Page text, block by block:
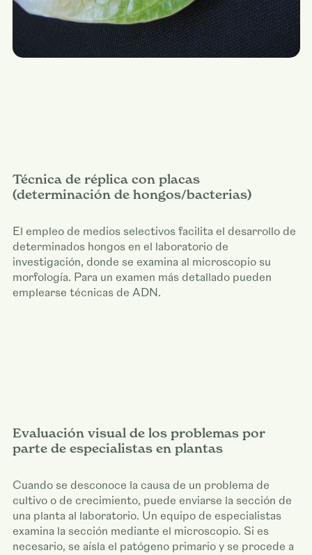
Técnica de réplica con placas
(determinación de hongos/bacterias)
El empleo de medios selectivos facilita el desarrollo de
determinados hongos en el laboratorio de
investigación, donde se examina al microscopio su
morfología. Para un examen más detallado pueden
emplearse técnicas de ADN.
Evaluación visual de los problemas por
parte de especialistas en plantas
Cuando se desconoce la causa de un problema de
cultivo o de crecimiento, puede enviarse la sección de
una planta al laboratorio. Un equipo de especialistas
examina la sección mediante el microscopio. Si es
necesario, se aísla el patógeno primario y se procede a